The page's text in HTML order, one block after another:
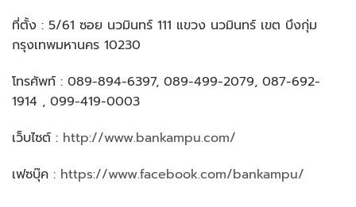
ที่ตั้ง : 5/61 ซอย นวมินทร์ 111 แขวง นวมินทร์ เขต บึงกุ่ม
กรุงเทพมหานคร 10230
โทรศัพท์ : 089-894-6397, 089-499-2079, 087-692-
1914 , 099-419-0003
เว็บไซต์ : http://www.bankampu.com/
เฟซบุ๊ค : https://www.facebook.com/bankampu/